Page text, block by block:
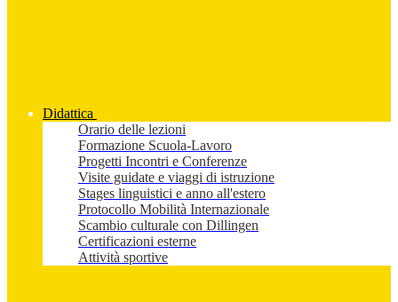
Didattica
Orario delle lezioni
Formazione Scuola-Lavoro
Progetti Incontri e Conferenze
Visite guidate e viaggi di istruzione
Stages linguistici e anno all'estero
Protocollo Mobilità Internazionale
Scambio culturale con Dillingen
Certificazioni esterne
Attività sportive